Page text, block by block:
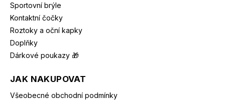
Sportovní brýle
Kontaktní čočky
Roztoky a oční kapky
Doplňky
Dárkové poukazy 🎁
JAK NAKUPOVAT
Všeobecné obchodní podmínky